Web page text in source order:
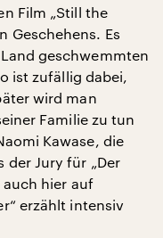
Film „Still the
Geschehens. Es
geschwemmten
ist zufällig dabei,
wird man
Familie zu tun
Kawase, die
der Jury für „Der
auch hier auf
erzählt intensiv